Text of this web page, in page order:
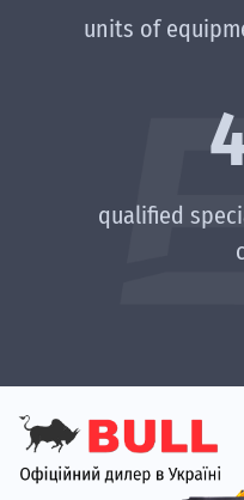
units of
qualified